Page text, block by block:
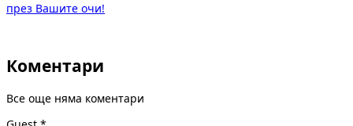
през Вашите очи!
Коментари
Все още няма коментари